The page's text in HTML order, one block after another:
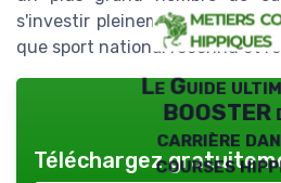
s'investir pleinement dans le
que sport national reconnu et
Le Guide
BOOSTER
carrière
courses
Téléchargez